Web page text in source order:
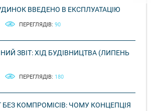
ВВЕДЕНО В ЕКСПЛУАТАЦІЮ
ПЕРЕГЛЯДІВ: 90
ЗВІТ: ХІД БУДІВНИЦТВА (ЛИПЕНЬ
ПЕРЕГЛЯДІВ: 180
КОМПРОМІСІВ: ЧОМУ КОНЦЕПЦІЯ